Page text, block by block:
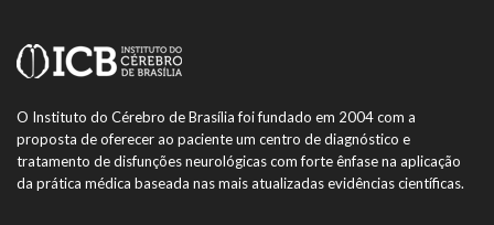
O Instituto do Cérebro de Brasília foi fundado em 2004 com a
proposta de oferecer ao paciente um centro de diagnóstico e
tratamento de disfunções neurológicas com forte ênfase na aplicação
da prática médica baseada nas mais atualizadas evidências científicas.